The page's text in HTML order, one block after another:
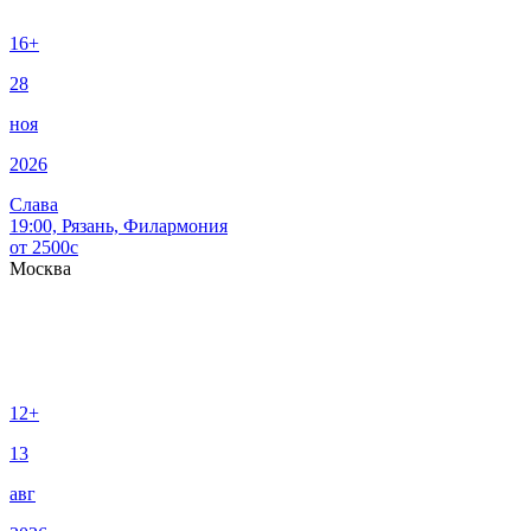
16+
28
ноя
2026
Слава
19:00, Рязань, Филармония
от 2500c
Москва
12+
13
авг